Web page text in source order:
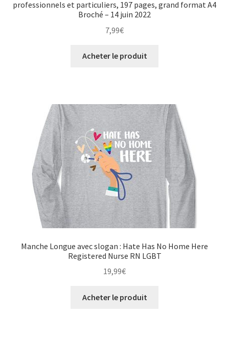
professionnels et particuliers, 197 pages, grand format A4
Broché – 14 juin 2022
7,99€
Acheter le produit
Manche Longue avec slogan : Hate Has No Home Here
Registered Nurse RN LGBT
19,99€
Acheter le produit